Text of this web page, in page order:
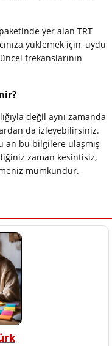
yer alan TRT
yüklemek için, uydu
frekanslarının
değil aynı zamanda
da izleyebilirsiniz.
an bu bilgilere ulaşmış
zaman kesintisiz,
mümkündür.